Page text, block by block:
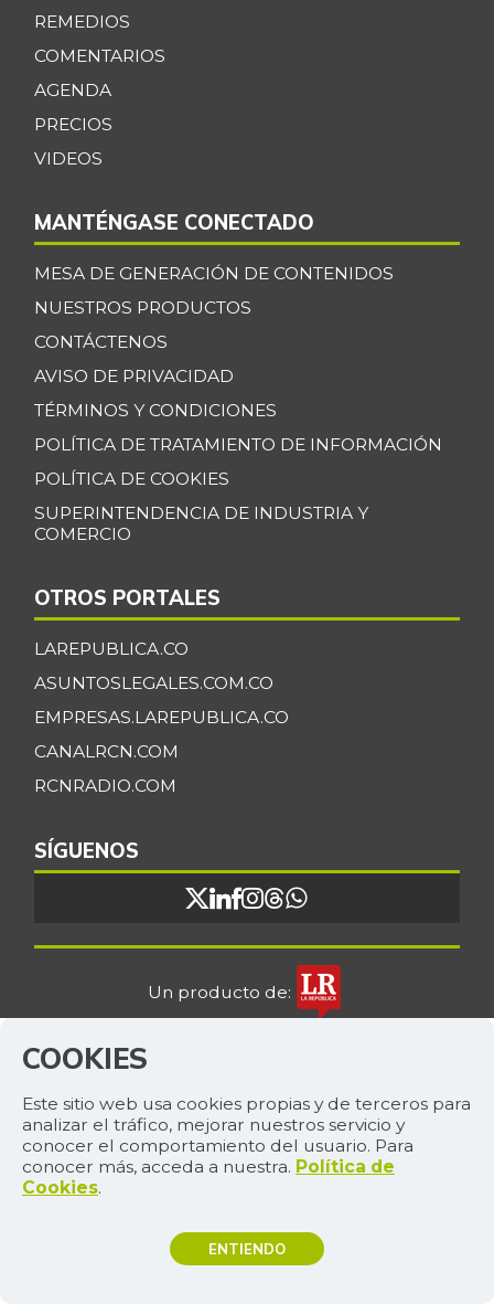
REMEDIOS
COMENTARIOS
AGENDA
PRECIOS
VIDEOS
MANTÉNGASE CONECTADO
MESA DE GENERACIÓN DE CONTENIDOS
NUESTROS PRODUCTOS
CONTÁCTENOS
AVISO DE PRIVACIDAD
TÉRMINOS Y CONDICIONES
POLÍTICA DE TRATAMIENTO DE INFORMACIÓN
POLÍTICA DE COOKIES
SUPERINTENDENCIA DE INDUSTRIA Y
COMERCIO
OTROS PORTALES
LAREPUBLICA.CO
ASUNTOSLEGALES.COM.CO
EMPRESAS.LAREPUBLICA.CO
CANALRCN.COM
RCNRADIO.COM
SÍGUENOS
Un producto de:
© 2026, RCN MEDIOS. TODOS LOS
DERECHOS RESERVADOS.
CR. 13A 37-32, BOGOTÁ
ORGANIZACIÓN ARDILA LÜLLE - OAL.COM.CO
COOKIES
Este sitio web usa cookies propias y de terceros para
analizar el tráfico, mejorar nuestros servicio y
conocer el comportamiento del usuario. Para
conocer más, acceda a nuestra. Política de
Cookies.
ENTIENDO